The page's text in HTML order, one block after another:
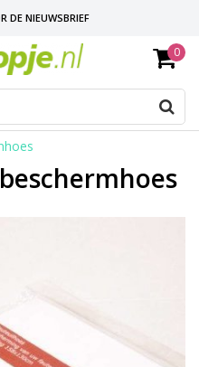
DE NIEUWSBRIEF
DAG VERZONDEN
PASVORM
0